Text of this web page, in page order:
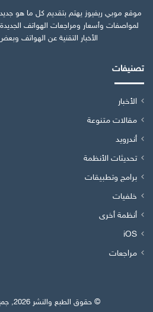
موقع موبي ريفيوز يهتم بتقديم كل ما هو
لمواصفات وأسعار ومراجعات الهواتف
الأخبار التقنية عن الهواتف
تصنيفات
الأخبار
مقالات متنوعة
أندرويد
تحديثات الأنظمة
برامج وتطبيقات
خلفيات
أنظمة أخرى
iOS
مراجعات
© حقوق الطبع والنشر 2026, جميع الحقوق محفوظة